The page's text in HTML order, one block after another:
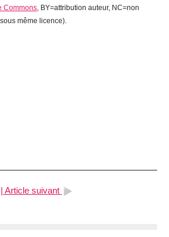
Commons, BY=attribution auteur, NC=non
même licence).
| Article suivant